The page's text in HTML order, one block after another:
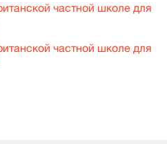
частной школе для
частной школе для